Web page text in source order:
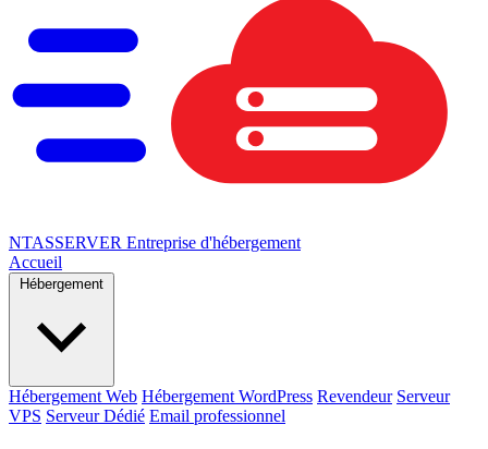
NTASSERVER Entreprise d'hébergement
Accueil
Hébergement
Hébergement Web Hébergement WordPress Revendeur Serveur
VPS Serveur Dédié Email professionnel